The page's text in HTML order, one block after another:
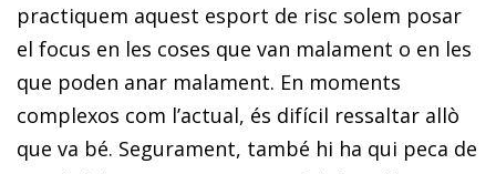
practiquem aquest esport de risc solem posar
el focus en les coses que van malament o en les
que poden anar malament. En moments
complexos com l’actual, és di­­fícil ressaltar allò
que va bé. Segurament, també hi ha qui peca de